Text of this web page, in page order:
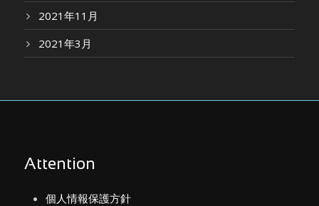
2021年11月
2021年3月
Attention
個人情報保護方針